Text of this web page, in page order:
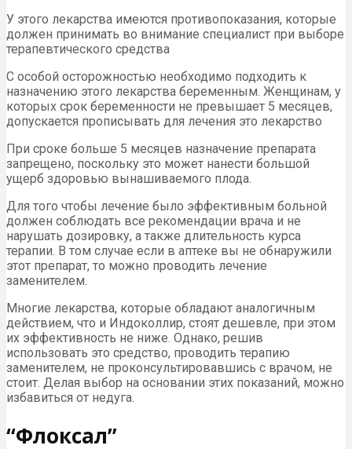
У этого лекарства имеются противопоказания, которые
должен принимать во внимание специалист при выборе
терапевтического средства
С особой осторожностью необходимо подходить к
назначению этого лекарства беременным. Женщинам, у
которых срок беременности не превышает 5 месяцев,
допускается прописывать для лечения это лекарство
При сроке больше 5 месяцев назначение препарата
запрещено, поскольку это может нанести большой
ущерб здоровью вынашиваемого плода.
Для того чтобы лечение было эффективным больной
должен соблюдать все рекомендации врача и не
нарушать дозировку, а также длительность курса
терапии. В том случае если в аптеке вы не обнаружили
этот препарат, то можно проводить лечение
заменителем.
Многие лекарства, которые обладают аналогичным
действием, что и Индоколлир, стоят дешевле, при этом
их эффективность не ниже. Однако, решив
использовать это средство, проводить терапию
заменителем, не проконсультировавшись с врачом, не
стоит. Делая выбор на основании этих показаний, можно
избавиться от недуга.
“Флоксал”